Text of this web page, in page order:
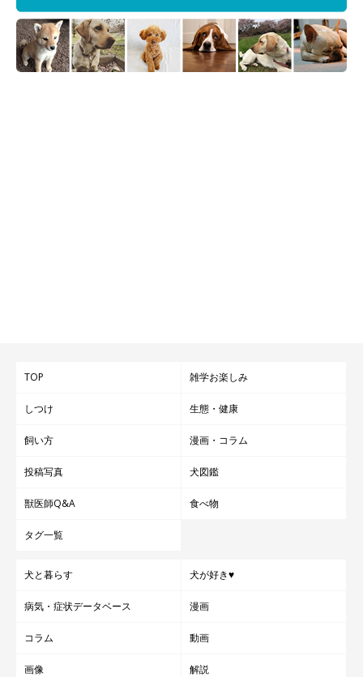
TOP 雑学お楽しみ
しつけ 生態・健康
飼い方 漫画・コラム
投稿写真 犬図鑑
獣医師Q&A 食べ物
タグ一覧
犬と暮らす 犬が好き♥
病気・症状データベース 漫画
コラム 動画
画像 解説